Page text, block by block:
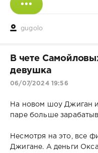
gugolo
В чете
девушка
06/07/2024 19:56
На новом шоу Джиган
паре больше
Несмотря на это, все
Джигане. А деньги